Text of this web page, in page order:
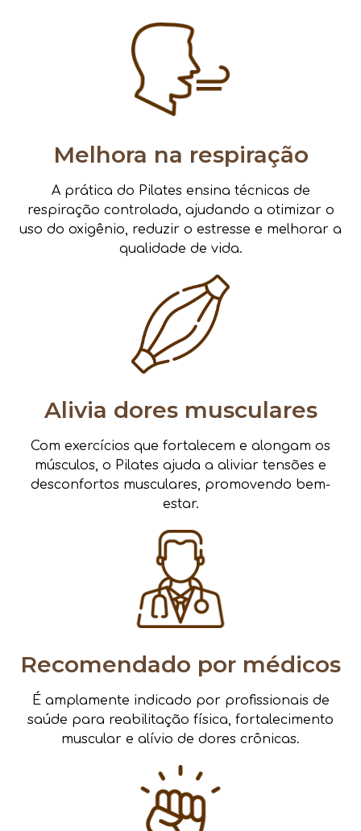
Melhora na respiração
A prática do Pilates ensina técnicas de
respiração controlada, ajudando a otimizar o
uso do oxigênio, reduzir o estresse e melhorar a
qualidade de vida.
Alivia dores musculares
Com exercícios que fortalecem e alongam os
músculos, o Pilates ajuda a aliviar tensões e
desconfortos musculares, promovendo bem-
estar.
Recomendado por médicos
É amplamente indicado por profissionais de
saúde para reabilitação física, fortalecimento
muscular e alívio de dores crônicas.